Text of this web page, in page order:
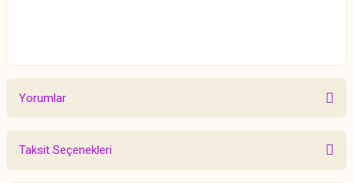
Yorumlar
Taksit Seçenekleri